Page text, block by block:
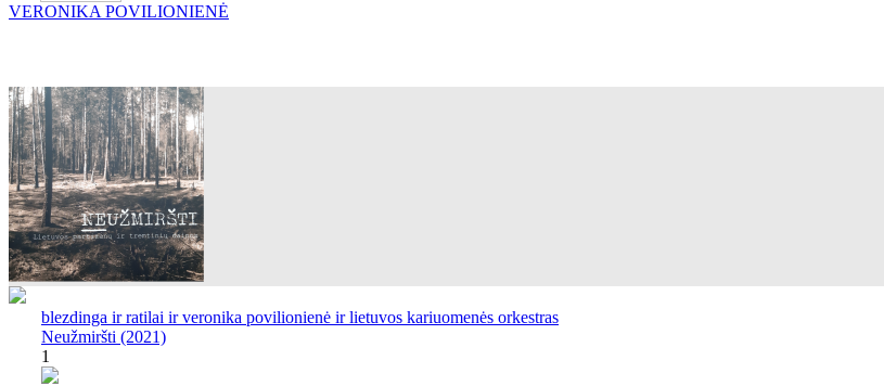
VERONIKA POVILIONIENĖ
blezdinga ir ratilai ir veronika povilionienė ir lietuvos kariuomenės orkestras
Neužmiršti (2021)
1